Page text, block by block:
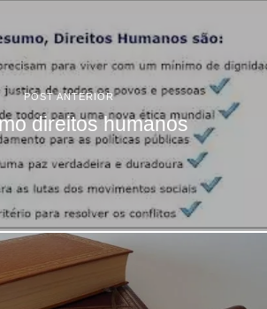
POST ANTERIOR
direitos humanos